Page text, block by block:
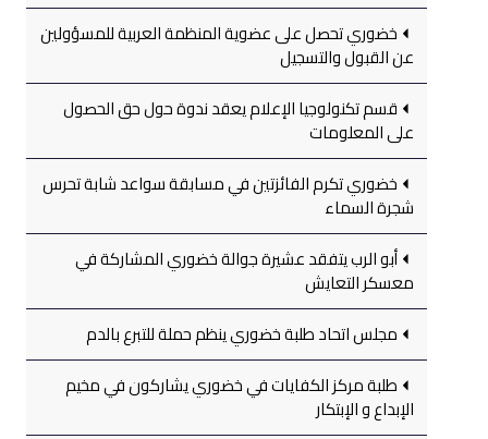
خضوري تحصل على عضوية المنظمة العربية للمسؤولين
عن القبول والتسجيل
قسم تكنولوجيا الإعلام يعقد ندوة حول حق الحصول
على المعلومات
خضوري تكرم الفائزتين في مسابقة سواعد شابة تحرس
شجرة السماء
أبو الرب يتفقد عشيرة جوالة خضوري المشاركة في
معسكر التعايش
مجلس اتحاد طلبة خضوري ينظم حملة للتبرع بالدم
طلبة مركز الكفايات في خضوري يشاركون في مخيم
الإبداع و الإبتكار